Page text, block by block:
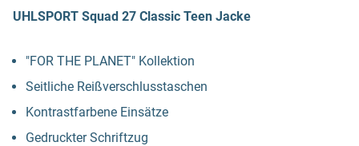
UHLSPORT Squad 27 Classic Teen Jacke
"FOR THE PLANET" Kollektion
Seitliche Reißverschlusstaschen
Kontrastfarbene Einsätze
Gedruckter Schriftzug